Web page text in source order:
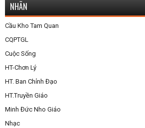
NHÃN
Cầu Kho Tam Quan
CQPTGL
Cuộc Sống
HT-Chơn Lý
HT. Ban Chỉnh Đạo
HT.Truyền Giáo
Minh Đức Nho Giáo
Nhạc